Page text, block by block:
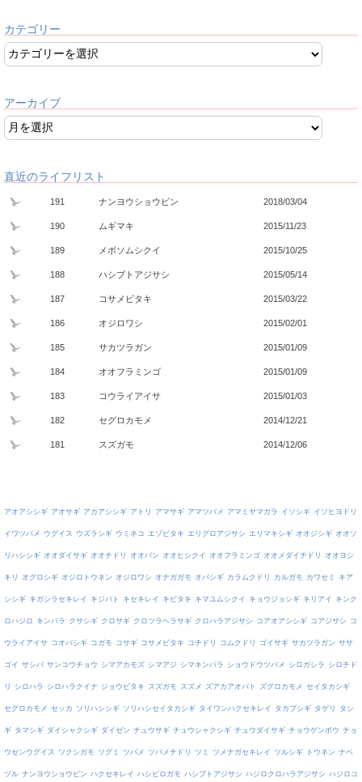
カテゴリー
アーカイブ
直近のライフリスト
191 ナンヨウショウビン 2018/03/04
190 ムギマキ 2015/11/23
189 メボソムシクイ 2015/10/25
188 ハシブトアジサシ 2015/05/14
187 コサメビタキ 2015/03/22
186 オジロワシ 2015/02/01
185 サカツラガン 2015/01/09
184 オオフラミンゴ 2015/01/09
183 コウライアイサ 2015/01/03
182 セグロカモメ 2014/12/21
181 スズガモ 2014/12/06
アオアシシギ アオサギ アカアシシギ アトリ アマサギ アマツバメ アマミヤマガラ イソシギ イソヒヨドリ
イワツバメ ウグイス ウズラシギ ウミネコ エゾビタキ エリグロアジサシ エリマキシギ オオジシギ オオソ
リハシシギ オオダイサギ オオチドリ オオバン オオヒシクイ オオフラミンゴ オオメダイチドリ オオヨシ
キリ オグロシギ オジロトウネン オジロワシ オナガガモ オバシギ カラムクドリ カルガモ カワセミ キア
シシギ キガシラセキレイ キジバト キセキレイ キビタキ キマユムシクイ キョウジョシギ キリアイ キンク
ロハジロ キンパラ クサシギ クロサギ クロツラヘラサギ クロハラアジサシ コアオアシシギ コアジサシ コ
ウライアイサ コオバシギ コガモ コサギ コサメビタキ コチドリ コムクドリ ゴイサギ サカツラガン ササ
ゴイ サシバ サンコウチョウ シマアカモズ シマアジ シマキンパラ ショウドウツバメ シロガシラ シロチド
リ シロハラ シロハラクイナ ジョウビタキ スズガモ スズメ ズアカアオバト ズグロカモメ セイタカシギ
セグロカモメ セッカ ソリハシシギ ソリハシセイタカシギ タイワンハクセキレイ タカブシギ タゲリ タシ
ギ タマシギ ダイシャクシギ ダイゼン チュウサギ チュウシャクシギ チュウダイサギ チョウゲンボウ チョ
ウセンウグイス ツクシガモ ツグミ ツバメ ツバメチドリ ツミ ツメナガセキレイ ツルシギ トウネン ナベ
ヅル ナンヨウショウビン ハクセキレイ ハシビロガモ ハシブトアジサシ ハジロクロハラアジサシ ハジロコ